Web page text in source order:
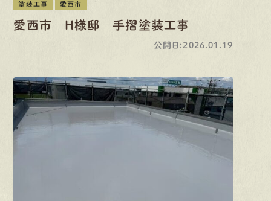
塗装工事 愛西市
愛西市 H様邸 手摺塗装工事
公開日:2026.01.19